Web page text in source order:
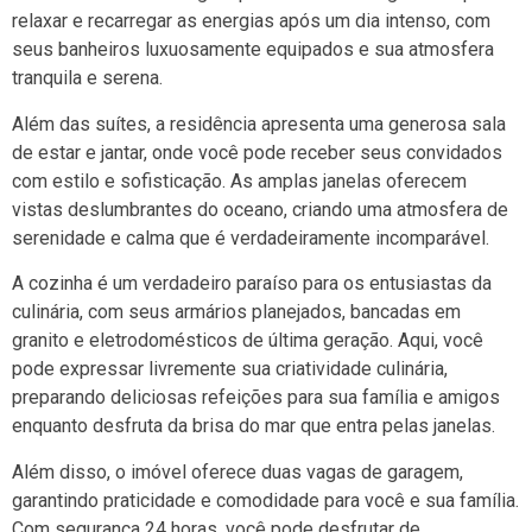
relaxar e recarregar as energias após um dia intenso, com
seus banheiros luxuosamente equipados e sua atmosfera
tranquila e serena.
Além das suítes, a residência apresenta uma generosa sala
de estar e jantar, onde você pode receber seus convidados
com estilo e sofisticação. As amplas janelas oferecem
vistas deslumbrantes do oceano, criando uma atmosfera de
serenidade e calma que é verdadeiramente incomparável.
A cozinha é um verdadeiro paraíso para os entusiastas da
culinária, com seus armários planejados, bancadas em
granito e eletrodomésticos de última geração. Aqui, você
pode expressar livremente sua criatividade culinária,
preparando deliciosas refeições para sua família e amigos
enquanto desfruta da brisa do mar que entra pelas janelas.
Além disso, o imóvel oferece duas vagas de garagem,
garantindo praticidade e comodidade para você e sua família.